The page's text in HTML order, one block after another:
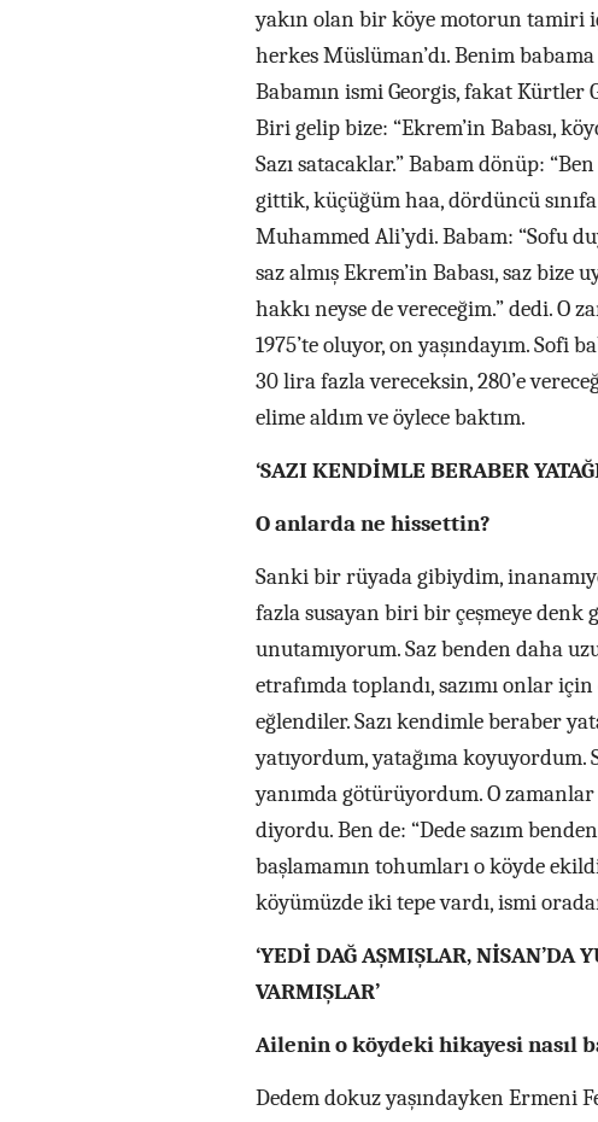
yakın olan bir köye motorun tamiri
herkes Müslüman’dı. Benim
Babamın ismi Georgis, fakat Kürtler
Biri gelip bize: “Ekrem’in Babası,
Sazı satacaklar.” Babam dönüp:
gittik, küçüğüm haa, dördüncü
Muhammed Ali’ydi. Babam: “Sofu
saz almış Ekrem’in Babası, saz bize
hakkı neyse de vereceğim.” dedi. O
1975’te oluyor, on yaşındayım. Sofi
30 lira fazla vereceksin, 280’e
elime aldım ve öylece baktım.
‘SAZI KENDİMLE BERABER
O anlarda ne hissettin?
Sanki bir rüyada gibiydim,
fazla susayan biri bir çeşmeye denk
unutamıyorum. Saz benden daha
etrafımda toplandı, sazımı onlar
eğlendiler. Sazı kendimle beraber
yatıyordum, yatağıma koyuyordum.
yanımda götürüyordum. O zamanlar
diyordu. Ben de: “Dede sazım
başlamamın tohumları o köyde
köyümüzde iki tepe vardı, ismi
‘YEDİ DAĞ AŞMIŞLAR, NİSAN’DA
VARMIŞLAR’
Ailenin o köydeki hikayesi nasıl
Dedem dokuz yaşındayken Ermeni